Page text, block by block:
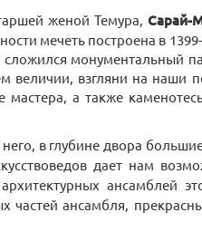
женой Темура,Сарай-
мечеть построена в
монументальный
величии, взгляни на наши
а также
в глубине двора
дает нам
ансамблей
частей ансамбля,